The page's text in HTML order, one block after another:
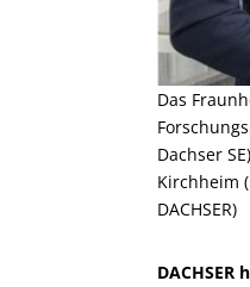
Das
Dachser
Kirchheim
DACHSER)